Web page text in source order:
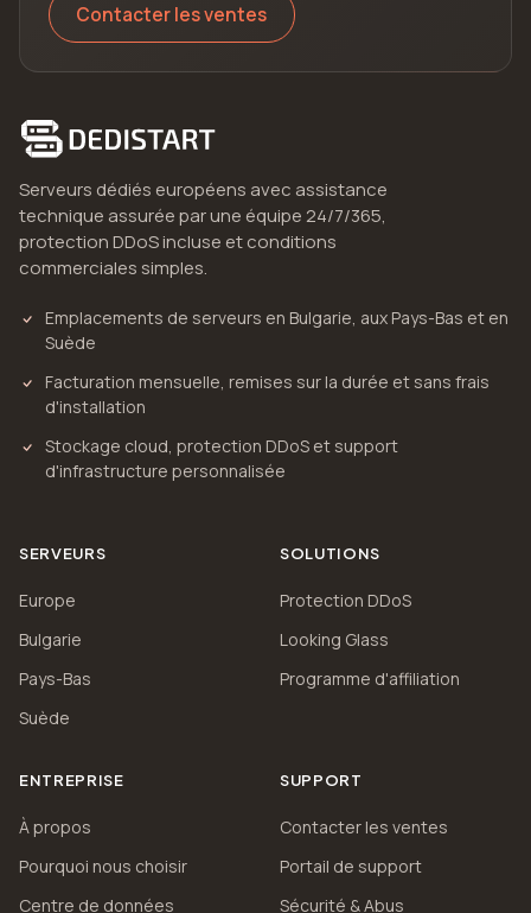
Contacter les ventes
Serveurs dédiés européens avec assistance
technique assurée par une équipe 24/7/365,
protection DDoS incluse et conditions
commerciales simples.
Emplacements de serveurs en Bulgarie, aux Pays-Bas et en
Suède
Facturation mensuelle, remises sur la durée et sans frais
d'installation
Stockage cloud, protection DDoS et support
d'infrastructure personnalisée
SERVEURS
Europe
Bulgarie
Pays-Bas
Suède
SOLUTIONS
Protection DDoS
Looking Glass
Programme d'affiliation
ENTREPRISE
À propos
Pourquoi nous choisir
Centre de données
SUPPORT
Contacter les ventes
Portail de support
Sécurité & Abus